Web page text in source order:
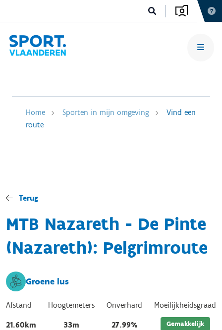
Home Sporten in mijn omgeving
Vind een
route
Terug
MTB Nazareth - De Pinte
(Nazareth): Pelgrimroute
Groene lus
Afstand
21.60km
Hoogtemeters
33m
Onverhard
27.99%
Moeilijkheidsgraad
Gemakkelijk